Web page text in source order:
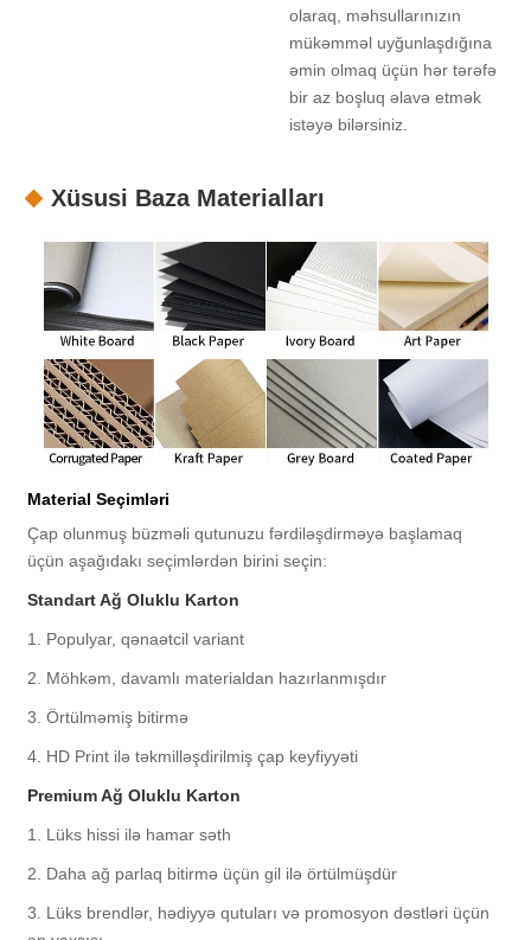
olaraq, məhsullarınızın
mükəmməl uyğunlaşdığına
əmin olmaq üçün hər tərəfə
bir az boşluq əlavə etmək
istəyə bilərsiniz.
Xüsusi Baza Materialları
Material Seçimləri
Çap olunmuş büzməli qutunuzu fərdiləşdirməyə başlamaq
üçün aşağıdakı seçimlərdən birini seçin:
Standart Ağ Oluklu Karton
1. Populyar, qənaətcil variant
2. Möhkəm, davamlı materialdan hazırlanmışdır
3. Örtülməmiş bitirmə
4. HD Print ilə təkmilləşdirilmiş çap keyfiyyəti
Premium Ağ Oluklu Karton
1. Lüks hissi ilə hamar səth
2. Daha ağ parlaq bitirmə üçün gil ilə örtülmüşdür
3. Lüks brendlər, hədiyyə qutuları və promosyon dəstləri üçün